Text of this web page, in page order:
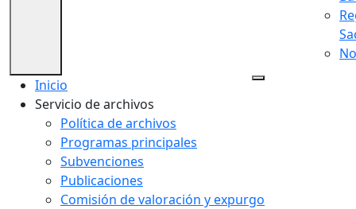
Inicio
Servicio de archivos
Política de archivos
Programas principales
Subvenciones
Publicaciones
Comisión de valoración y expurgo